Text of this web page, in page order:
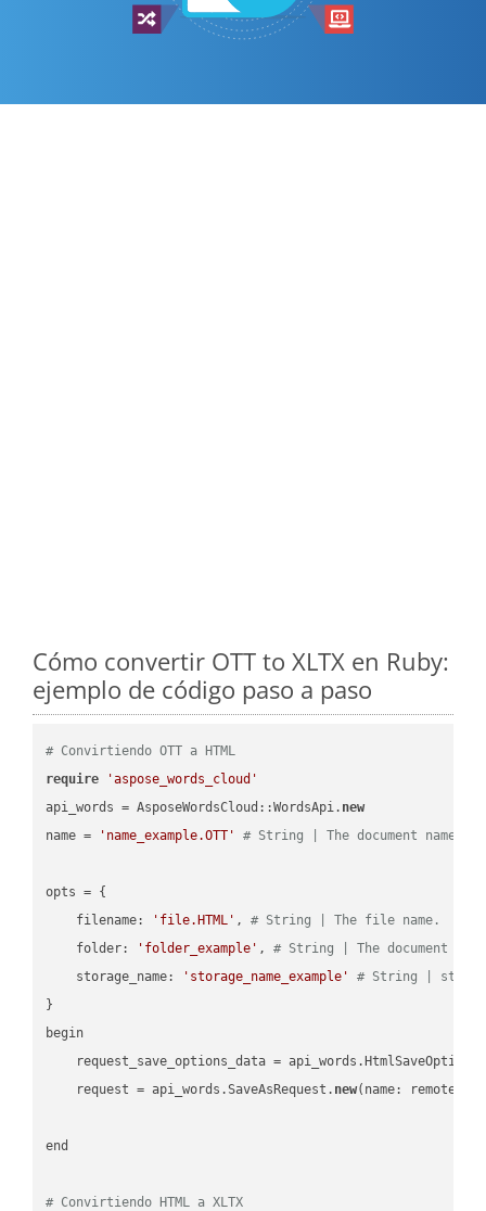
Cómo convertir OTT to XLTX en Ruby:
ejemplo de código paso a paso
# Convirtiendo OTT a HTML
require
'aspose_words_cloud'
api_words = AsposeWordsCloud::WordsApi. new
name =
'name_example.OTT' # String | The document name.
opts = {
    filename:
'file.HTML' , # String | The file name.
    folder:
'folder_example' , # String | The document
    storage_name:
'storage_name_example'
# String |
}
begin
request_save_options_data =
    request = api_words.SaveAsRequest.
new(name:
end
# Convirtiendo HTML a XLTX